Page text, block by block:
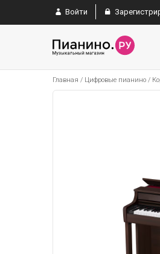
Войти
Главная / Цифровые пианино /